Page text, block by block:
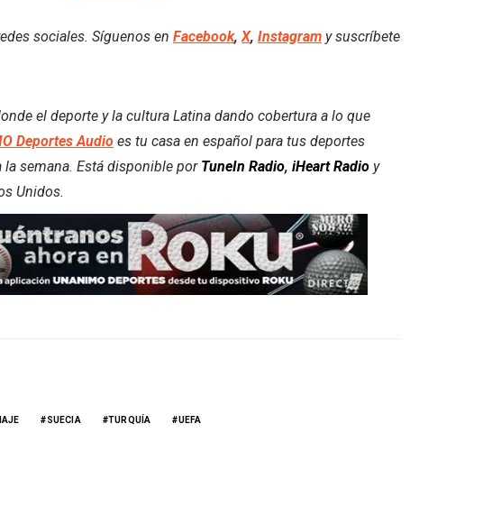
sociales. Síguenos en Facebook,X, Instagram y suscríbete
el deporte y la cultura Latina dando cobertura a lo que
Deportes Audio es tu casa en español para tus deportes
semana. Está disponible por TuneIn Radio, iHeart Radio y
Unidos.
SUECIA TURQUÍA UEFA